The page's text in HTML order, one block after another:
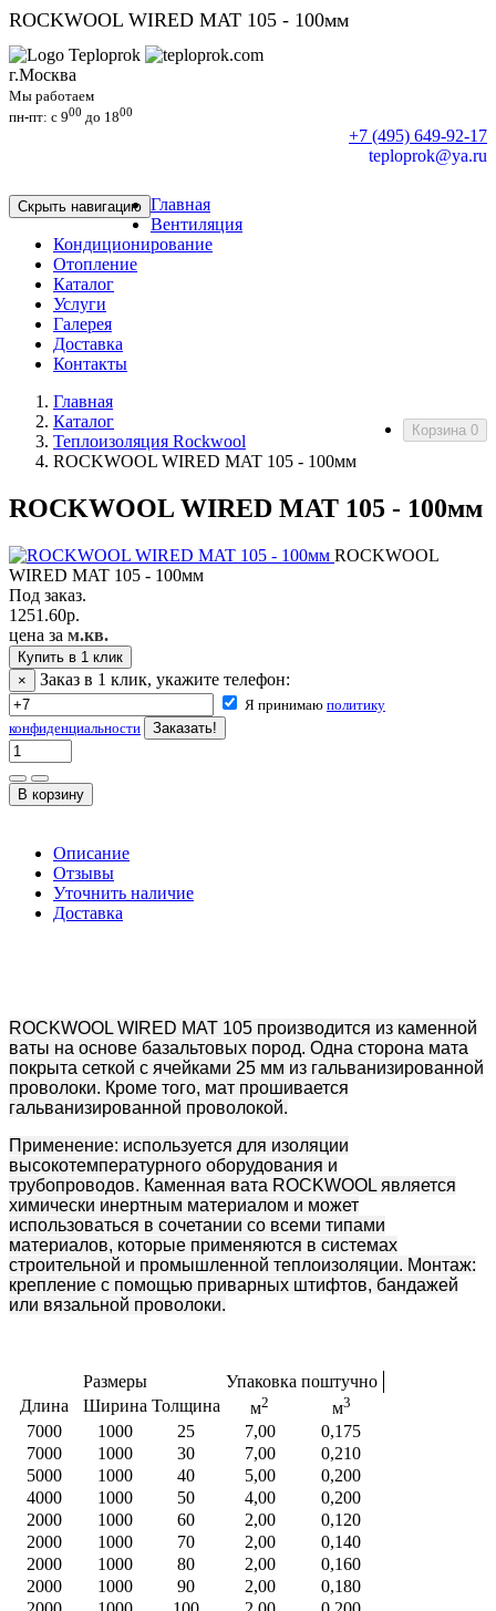
ROCKWOOL WIRED MAT 105 - 100мм
г.Москва
Мы работаем
пн-пт: c 900 до 1800
+7 (495) 649-92-17
teploprok@ya.ru
Скрыть навигацию Главная
Вентиляция
Кондиционирование
Отопление
Каталог
Услуги
Галерея
Доставка
Контакты
Корзина 0
Главная
Каталог
Теплоизоляция Rockwool
ROCKWOOL WIRED MAT 105 - 100мм
ROCKWOOL WIRED MAT 105 - 100мм
ROCKWOOL
WIRED MAT 105 - 100мм
Под заказ.
1251.60р.
цена за м.кв.
Купить в 1 клик
×
Заказ в 1 клик, укажите телефон:
Я принимаю политику
конфиденциальности
Описание
Отзывы
Уточнить наличие
Доставка
ROCKWOOL WIRED MAT 105 производится из каменной
ваты на основе базальтовых пород. Одна сторона мата
покрыта сеткой с ячейками 25 мм из гальванизированной
проволоки. Кроме того, мат прошивается
гальванизированной проволокой.
Применение: используется для изоляции
высокотемпературного оборудования и
трубопроводов. Каменная вата ROCKWOOL является
химически инертным материалом и может
использоваться в сочетании со всеми типами
материалов, которые применяются в системах
строительной и промышленной теплоизоляции. Монтаж:
крепление с помощью приварных штифтов, бандажей
или вязальной проволоки.
Размеры
Упаковка поштучно
Длина
Ширина Толщина м2 м3
7000 1000 25 7,00
0,175
7000
1000 30 7,00
0,210
5000
1000 40 5,00
0,200
4000
1000 50 4,00
0,200
2000
1000 60 2,00
0,120
2000
1000 70 2,00
0,140
2000
1000 80 2,00
0,160
2000
1000 90 2,00
0,180